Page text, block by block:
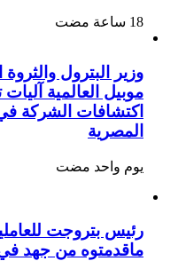
وزير البترول
موبيل العالمية
اكتشافات الشركة في
المصرية
‏يوم واحد مضت
رئيس بتروجت
ماقدمتوه من جهد في